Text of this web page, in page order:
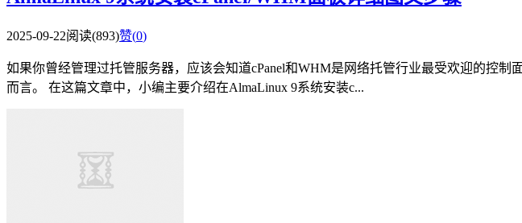
2025-09-22阅读(893)赞(0)
如果你曾经管理过托管服务器，应该会知道cPanel和WHM是网络托管行业最受欢迎的控
而言。 在这篇文章中，小编主要介绍在AlmaLinux 9系统安装c...